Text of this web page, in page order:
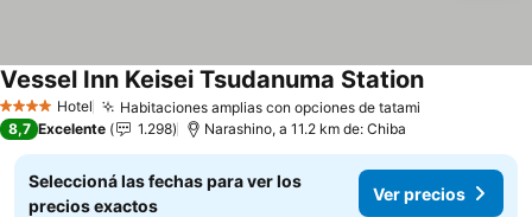
4 EstrellasHotel Habitaciones amplias con opciones de tatami
Vessel Inn Keisei Tsudanuma Station
8,7 Excelente 1.298 Narashino, a 11.2 km de: Chiba
Seleccioná las fechas para ver los
precios exactos
Ver precios